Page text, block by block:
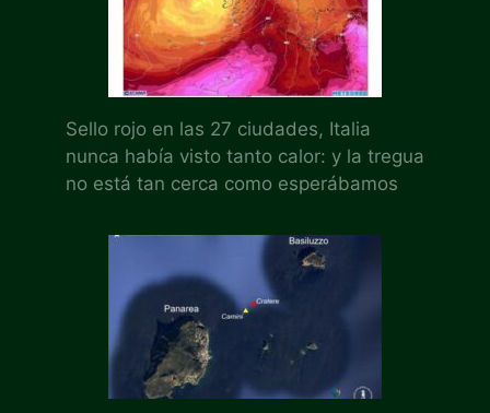
Sello rojo en las 27 ciudades, Italia
nunca había visto tanto calor: y la tregua
no está tan cerca como esperábamos